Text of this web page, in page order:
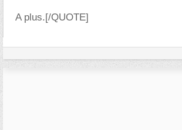
A plus.[/QUOTE]